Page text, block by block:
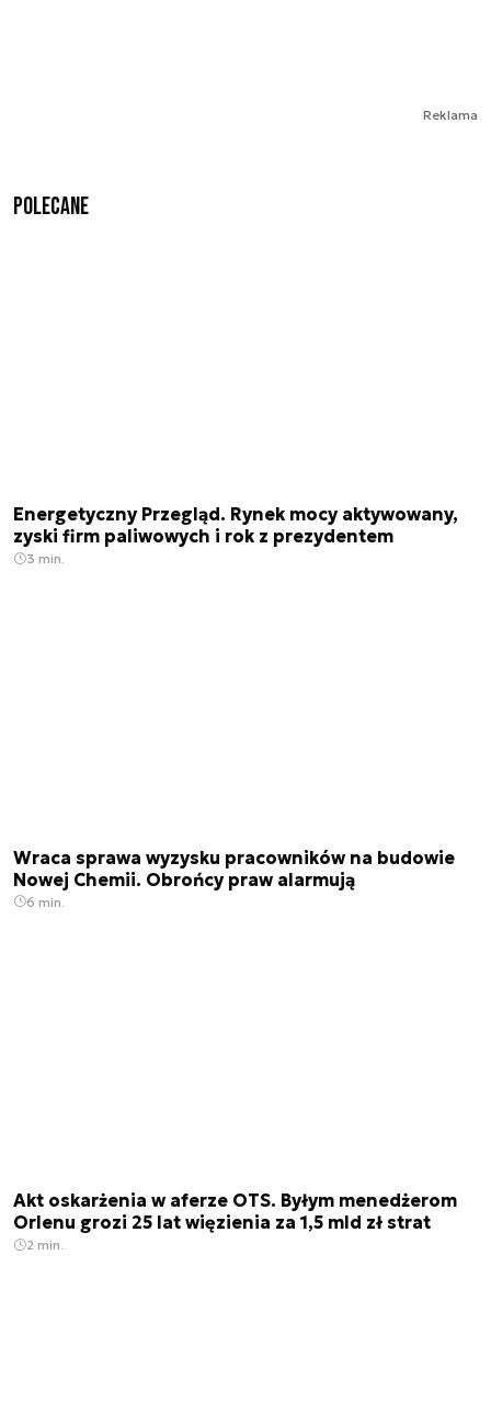
Reklama
Polecane
Energetyczny Przegląd. Rynek mocy aktywowany,
zyski firm paliwowych i rok z prezydentem
3 min.
Wraca sprawa wyzysku pracowników na budowie
Nowej Chemii. Obrońcy praw alarmują
6 min.
Akt oskarżenia w aferze OTS. Byłym menedżerom
Orlenu grozi 25 lat więzienia za 1,5 mld zł strat
2 min.